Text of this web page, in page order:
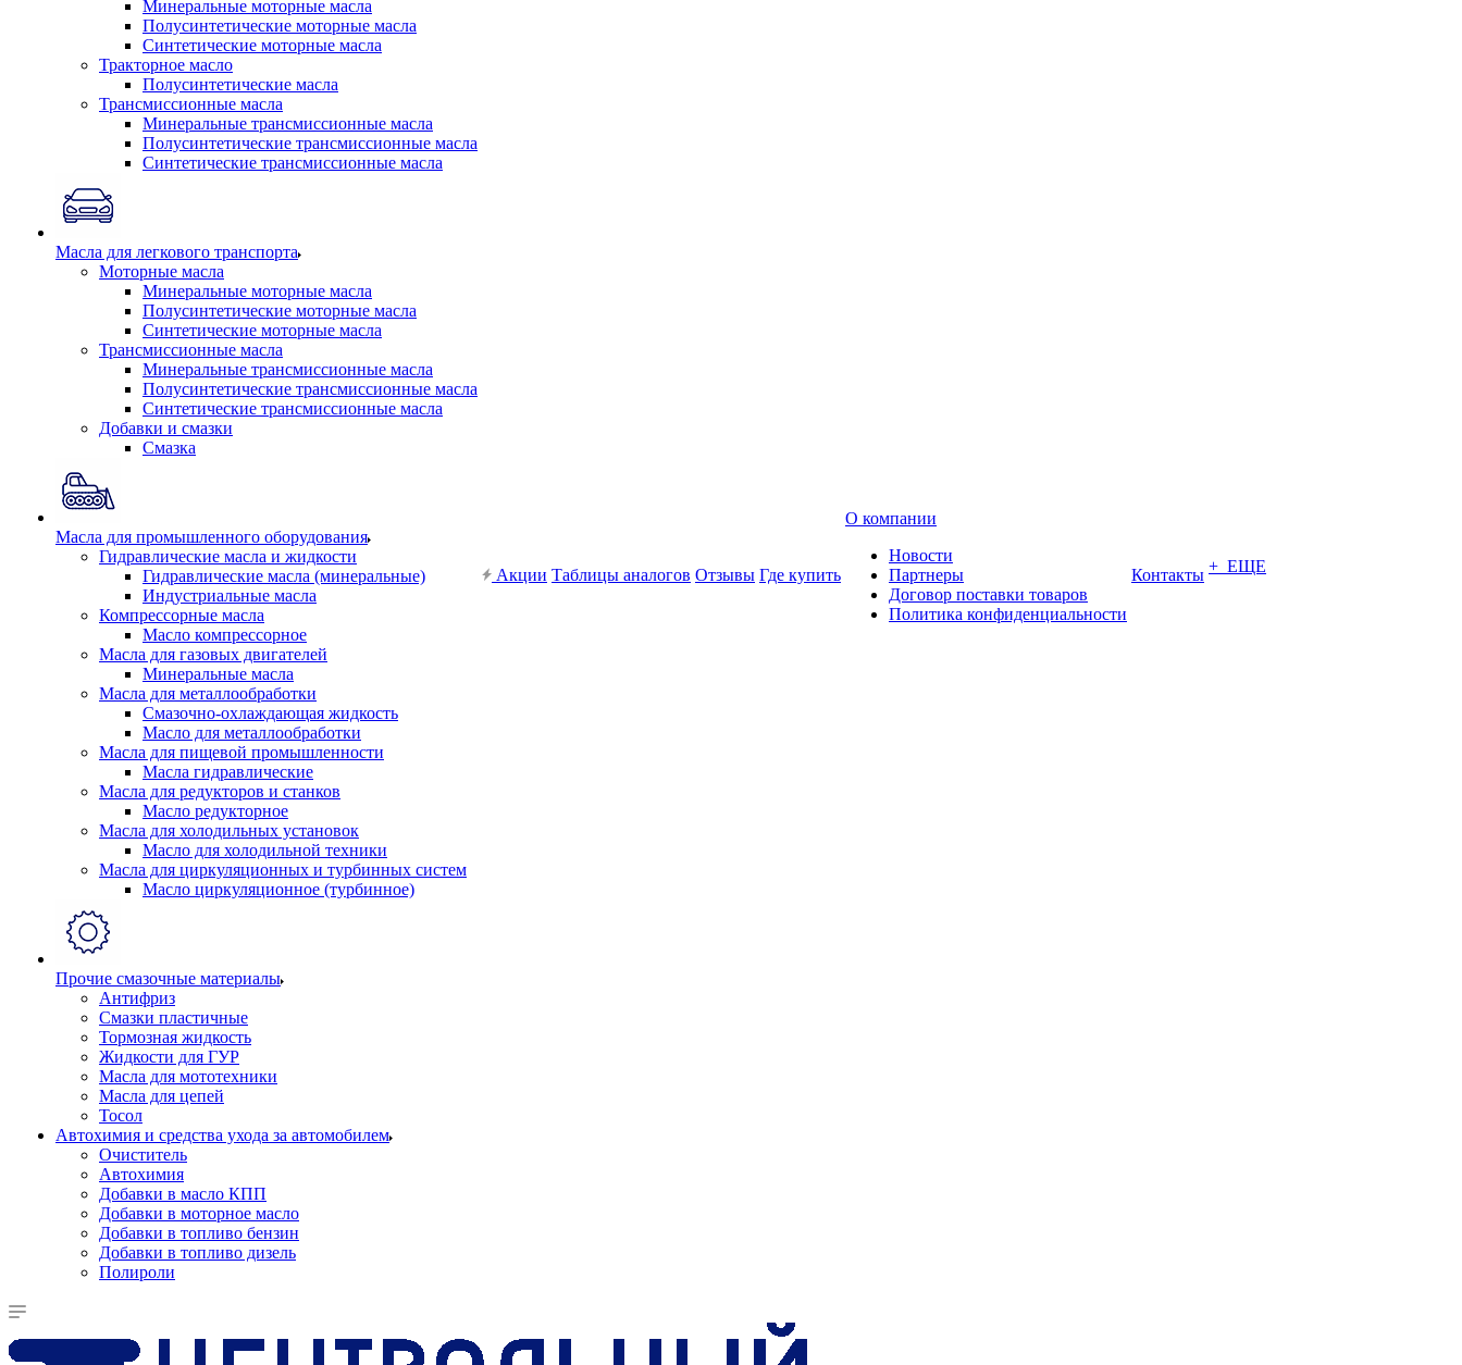
Минеральные моторные масла
Полусинтетические моторные масла
Синтетические моторные масла
Тракторное масло
Полусинтетические масла
Трансмиссионные масла
Минеральные трансмиссионные масла
Полусинтетические трансмиссионные масла
Синтетические трансмиссионные масла
Масла для легкового транспорта
Моторные масла
Минеральные моторные масла
Полусинтетические моторные масла
Синтетические моторные масла
Трансмиссионные масла
Минеральные трансмиссионные масла
Полусинтетические трансмиссионные масла
Синтетические трансмиссионные масла
Добавки и смазки
Смазка
Масла для промышленного оборудования
Гидравлические масла и жидкости
Гидравлические масла (минеральные)
Индустриальные масла
Компрессорные масла
Масло компрессорное
Масла для газовых двигателей
Минеральные масла
Масла для металлообработки
Смазочно-охлаждающая жидкость
Масло для металлообработки
Масла для пищевой промышленности
Масла гидравлические
Масла для редукторов и станков
Масло редукторное
Масла для холодильных установок
Масло для холодильной техники
Масла для циркуляционных и турбинных систем
Масло циркуляционное (турбинное)
Прочие смазочные материалы
Антифриз
Смазки пластичные
Тормозная жидкость
Жидкости для ГУР
Масла для мототехники
Масла для цепей
Тосол
Автохимия и средства ухода за автомобилем
Очиститель
Автохимия
Добавки в масло КПП
Добавки в моторное масло
Добавки в топливо бензин
Добавки в топливо дизель
Полироли
Акции Таблицы аналогов Отзывы Где купить
О компании
Новости
Партнеры
Договор поставки товаров
Политика конфиденциальности
Контакты + ЕЩЕ